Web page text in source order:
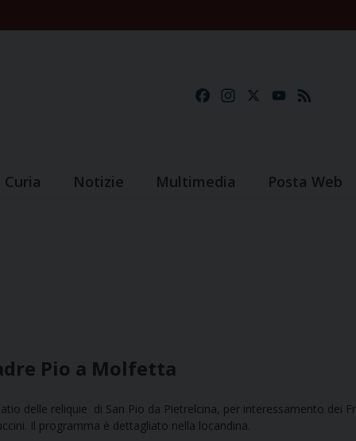
FacebookInstagramYouTube
Curia Notizie Multimedia Posta Web
Pio a Molfetta
delle reliquie di San Pio da Pietrelcina, per interessamento dei
Il programma è dettagliato nella locandina.